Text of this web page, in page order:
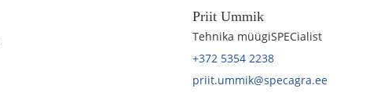
Priit Ummik
Tehnika müügiSPECialist
+372 5354 2238
priit.ummik@specagra.ee